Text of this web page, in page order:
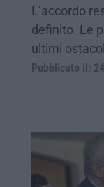
L’accordo
definito. Le
ultimi
Pubblicato il: